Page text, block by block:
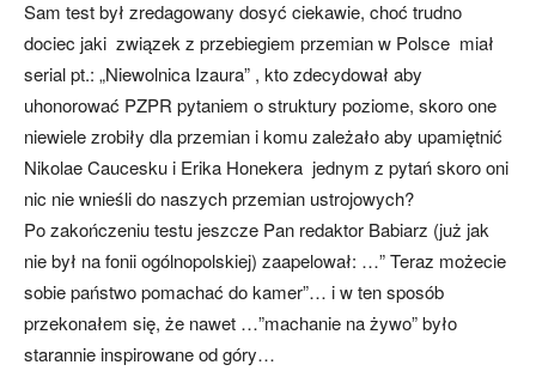
Sam test był zredagowany dosyć ciekawie, choć trudno
dociec jaki związek z przebiegiem przemian w Polsce miał
serial pt.: „Niewolnica Izaura” , kto zdecydował aby
uhonorować PZPR pytaniem o struktury poziome, skoro one
niewiele zrobiły dla przemian i komu zależało aby upamiętnić
Nikolae Caucesku i Erika Honekera jednym z pytań skoro oni
nic nie wnieśli do naszych przemian ustrojowych?
Po zakończeniu testu jeszcze Pan redaktor Babiarz (już jak
nie był na fonii ogólnopolskiej) zaapelował: …” Teraz możecie
sobie państwo pomachać do kamer”… i w ten sposób
przekonałem się, że nawet …”machanie na żywo” było
starannie inspirowane od góry…